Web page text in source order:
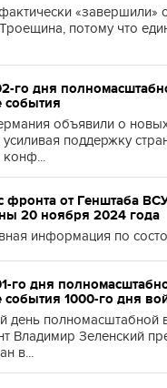
«завершили»
потому что
го дня
события
объявили о
усиливая поддержку
фронта от Генштаба
20 ноября 2024 года
информация по
го дня
события 1000-го дня
день полномасштабной
Владимир Зеленский
в...